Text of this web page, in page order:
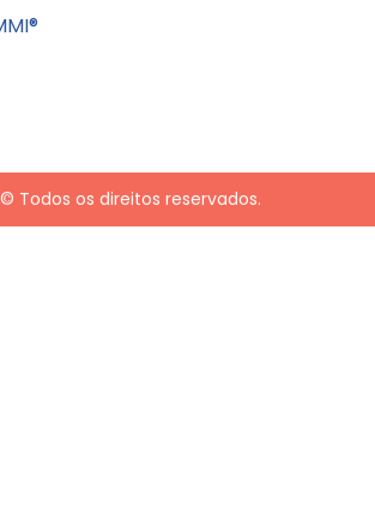
Todos os direitos reservados.